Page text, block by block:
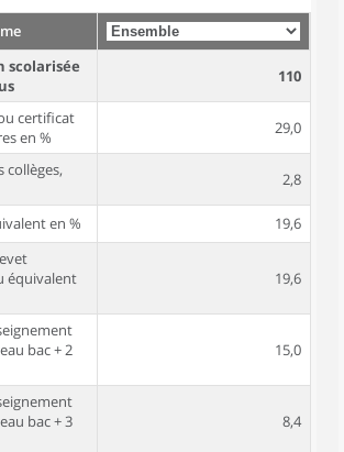
scolarisée
110
certificat
en %
29,0
collèges,
2,8
en %
19,6
équivalent
19,6
bac + 2
15,0
bac + 3
8,4